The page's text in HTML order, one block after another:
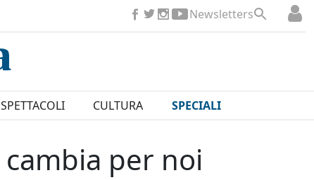
Newsletters
SPETTACOLI CULTURA SPECIALI
per noi